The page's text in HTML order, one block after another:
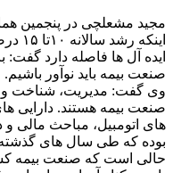
مجید مشعلچی در پنجمین
صنعت بیمه باید نوآور باشیم.
وی گفت: مدیریت، شناخت و
صنعت بیمه هستند. دارایی
های اتومبیل، مباحث مالی و
بوده که طی سال های گذشته
حالی است که صنعت بیمه